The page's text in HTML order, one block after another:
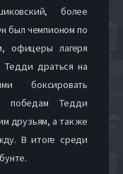
более
был чемпионом по
офицеры лагеря
Тедди драться на
боксировать
победам Тедди
друзьям, а так же
В итоге среди